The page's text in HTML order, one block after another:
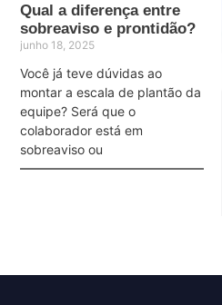
Qual a diferença entre
sobreaviso e prontidão?
junho 18, 2025
Você já teve dúvidas ao
montar a escala de plantão da
equipe? Será que o
colaborador está em
sobreaviso ou